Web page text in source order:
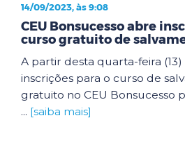
14/09/2023, às 9:08
CEU Bonsucesso abre
curso gratuito de
A partir desta quarta-feira (13)
inscrições para o curso de
gratuito no CEU Bonsucesso
... [saiba mais]